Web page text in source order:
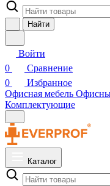
Найти
Войти
0
Сравнение
0
Избранное
Офисная мебель
Комплектующие
Каталог